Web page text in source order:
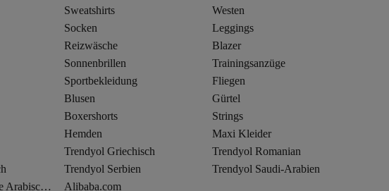
Sweatshirts
Westen
Socken
Leggings
Reizwäsche
Blazer
Sonnenbrillen
Trainingsanzüge
Sportbekleidung
Fliegen
Blusen
Gürtel
Boxershorts
Strings
Hemden
Maxi Kleider
Trendyol Griechisch
Trendyol Romanian
Trendyol Serbien
Trendyol Saudi-Arabien
Trendyol Vereinigte Arabische Emirate
Alibaba.com